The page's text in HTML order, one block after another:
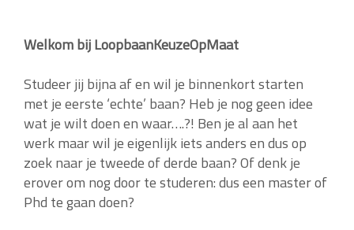
Welkom bij LoopbaanKeuzeOpMaat
Studeer jij bijna af en wil je binnenkort starten
met je eerste ‘echte’ baan? Heb je nog geen idee
wat je wilt doen en waar….?! Ben je al aan het
werk maar wil je eigenlijk iets anders en dus op
zoek naar je tweede of derde baan? Of denk je
erover om nog door te studeren: dus een master of
Phd te gaan doen?